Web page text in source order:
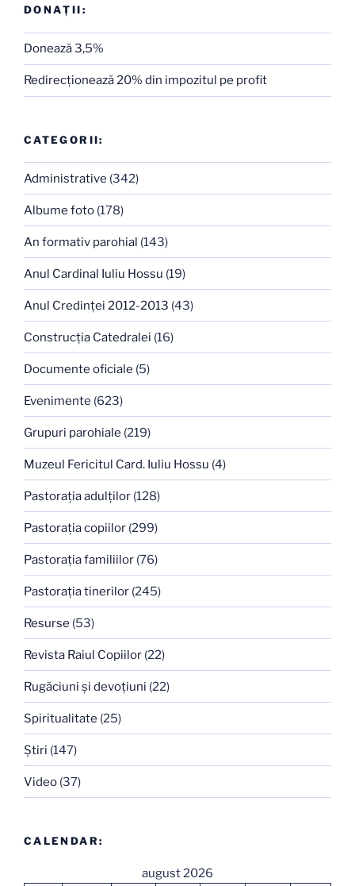
DONAȚII:
Donează 3,5%
Redirecţionează 20% din impozitul pe profit
CATEGORII:
Administrative (342)
Albume foto (178)
An formativ parohial (143)
Anul Cardinal Iuliu Hossu (19)
Anul Credinţei 2012-2013 (43)
Construcţia Catedralei (16)
Documente oficiale (5)
Evenimente (623)
Grupuri parohiale (219)
Muzeul Fericitul Card. Iuliu Hossu (4)
Pastoraţia adulţilor (128)
Pastoraţia copiilor (299)
Pastoraţia familiilor (76)
Pastoraţia tinerilor (245)
Resurse (53)
Revista Raiul Copiilor (22)
Rugăciuni şi devoţiuni (22)
Spiritualitate (25)
Ştiri (147)
Video (37)
CALENDAR:
august 2026